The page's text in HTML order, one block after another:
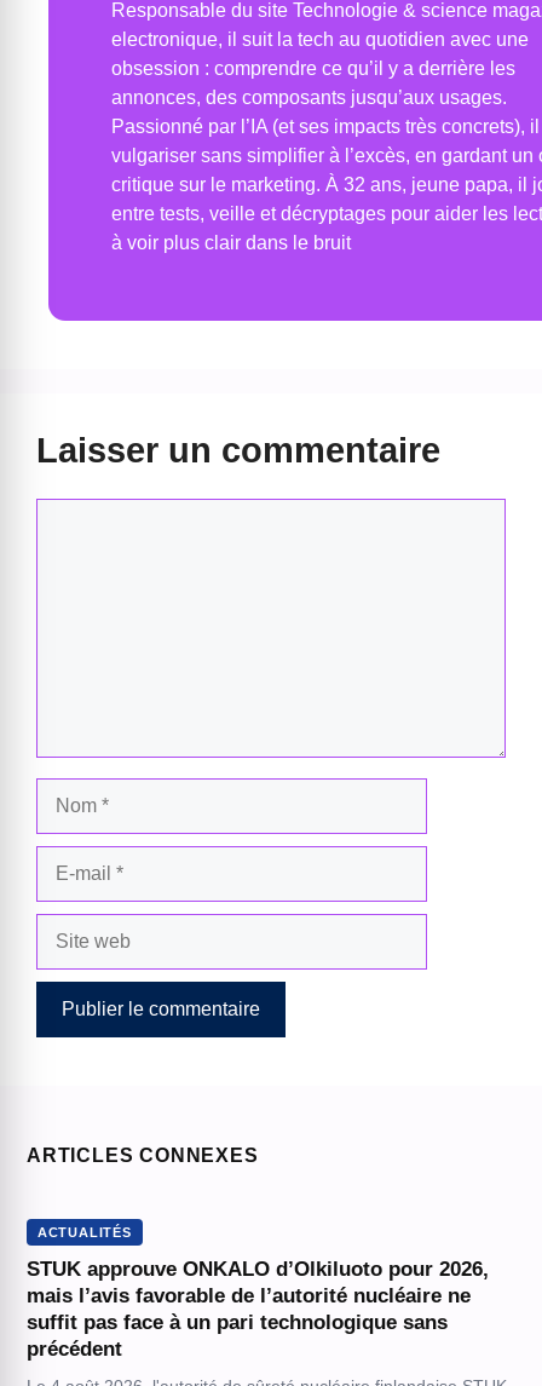
Responsable du site Technologie & science
electronique, il suit la tech au quotidien avec une
obsession : comprendre ce qu’il y a derrière les
annonces, des composants jusqu’aux usages.
Passionné par l’IA (et ses impacts très concrets),
vulgariser sans simplifier à l’excès, en gardant
critique sur le marketing. À 32 ans, jeune papa, il
entre tests, veille et décryptages pour aider les
à voir plus clair dans le bruit
Laisser un commentaire
ARTICLES CONNEXES
ACTUALITÉS
STUK approuve ONKALO d’Olkiluoto pour 2026,
mais l’avis favorable de l’autorité nucléaire ne
suffit pas face à un pari technologique sans
précédent